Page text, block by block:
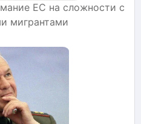
ЕС на сложности с
мигрантами